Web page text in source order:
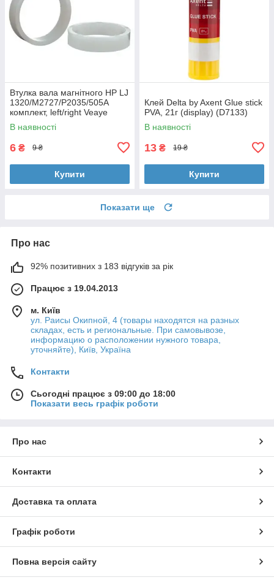
Втулка вала магнітного HP LJ
1320/M2727/P2035/505A
комплект, left/right Veaye
(BSHMR-505U-VE)
В наявності
6 ₴ 9 ₴
Купити
Клей Delta by Axent Glue stick
PVA, 21г (display) (D7133)
В наявності
13 ₴ 19 ₴
Купити
Показати ще
Про нас
92% позитивних з 183 відгуків за рік
Працює з 19.04.2013
м. Київ
ул. Раисы Окипной, 4 (товары находятся на разных
складах, есть и региональные. При самовывозе,
информацию о расположении нужного товара,
уточняйте), Київ, Україна
Контакти
Сьогодні працює з 09:00 до 18:00
Показати весь графік роботи
Про нас
Контакти
Доставка та оплата
Графік роботи
Повна версія сайту